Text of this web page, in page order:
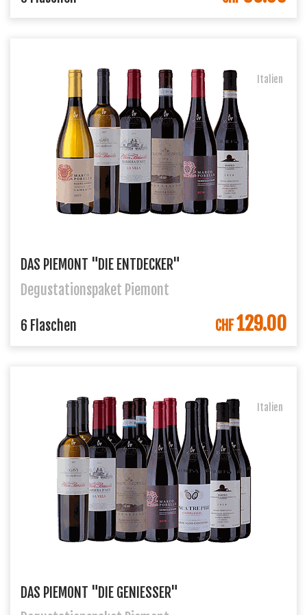
Italien
DAS PIEMONT "DIE ENTDECKER"
Degustationspaket Piemont
IN DEN WARENKORB
6 Flaschen CHF129.00
Italien
DAS PIEMONT "DIE GENIESSER"